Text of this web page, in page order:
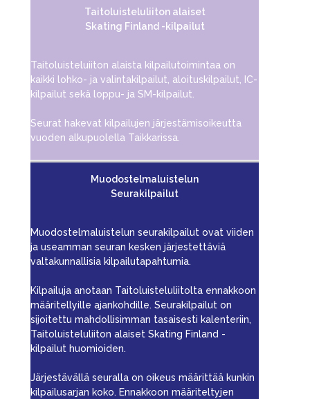
Taitoluisteluliiton alaiset
Skating Finland -kilpailut
Taitoluisteluiiton alaista kilpailutoimintaa on
kaikki lohko- ja valintakilpailut, aloituskilpailut, IC-
kilpailut sekä loppu- ja SM-kilpailut.
Seurat hakevat kilpailujen järjestämisoikeutta
vuoden alkupuolella Taikkarissa.
Muodostelmaluistelun
Seurakilpailut
Muodostelmaluistelun seurakilpailut ovat viiden
ja useamman seuran kesken järjestettäviä
valtakunnallisia kilpailutapahtumia.
Kilpailuja anotaan Taitoluisteluliitolta ennakkoon
määritellyille ajankohdille. Seurakilpailut on
sijoitettu mahdollisimman tasaisesti kalenteriin,
Taitoluisteluliiton alaiset Skating Finland -
kilpailut huomioiden.
Järjestävällä seuralla on oikeus määrittää kunkin
kilpailusarjan koko. Ennakkoon määriteltyjen